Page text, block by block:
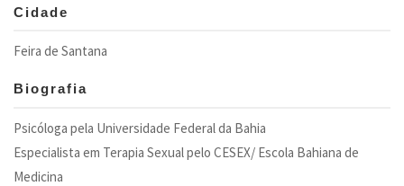
Cidade
Feira de Santana
Biografia
Psicóloga pela Universidade Federal da Bahia
Especialista em Terapia Sexual pelo CESEX/ Escola Bahiana de
Medicina